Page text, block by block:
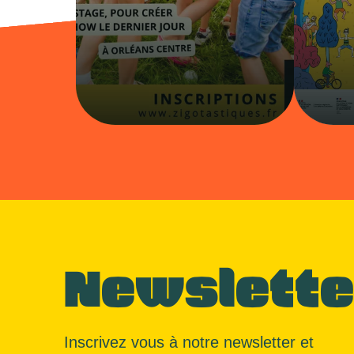
Inscrivez vous à notre newsletter et